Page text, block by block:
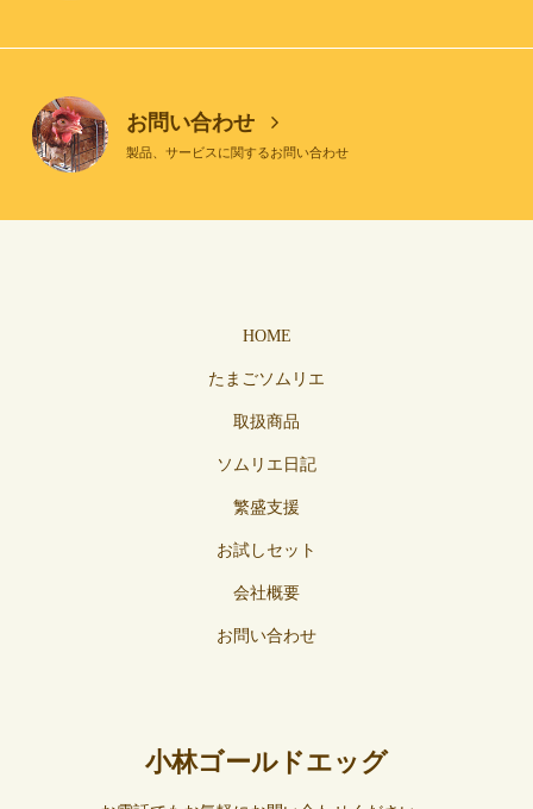
お問い合わせ
製品、サービスに関するお問い合わせ
HOME
たまごソムリエ
取扱商品
ソムリエ日記
繁盛支援
お試しセット
会社概要
お問い合わせ
小林ゴールドエッグ